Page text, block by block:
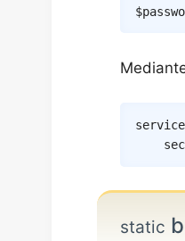
static